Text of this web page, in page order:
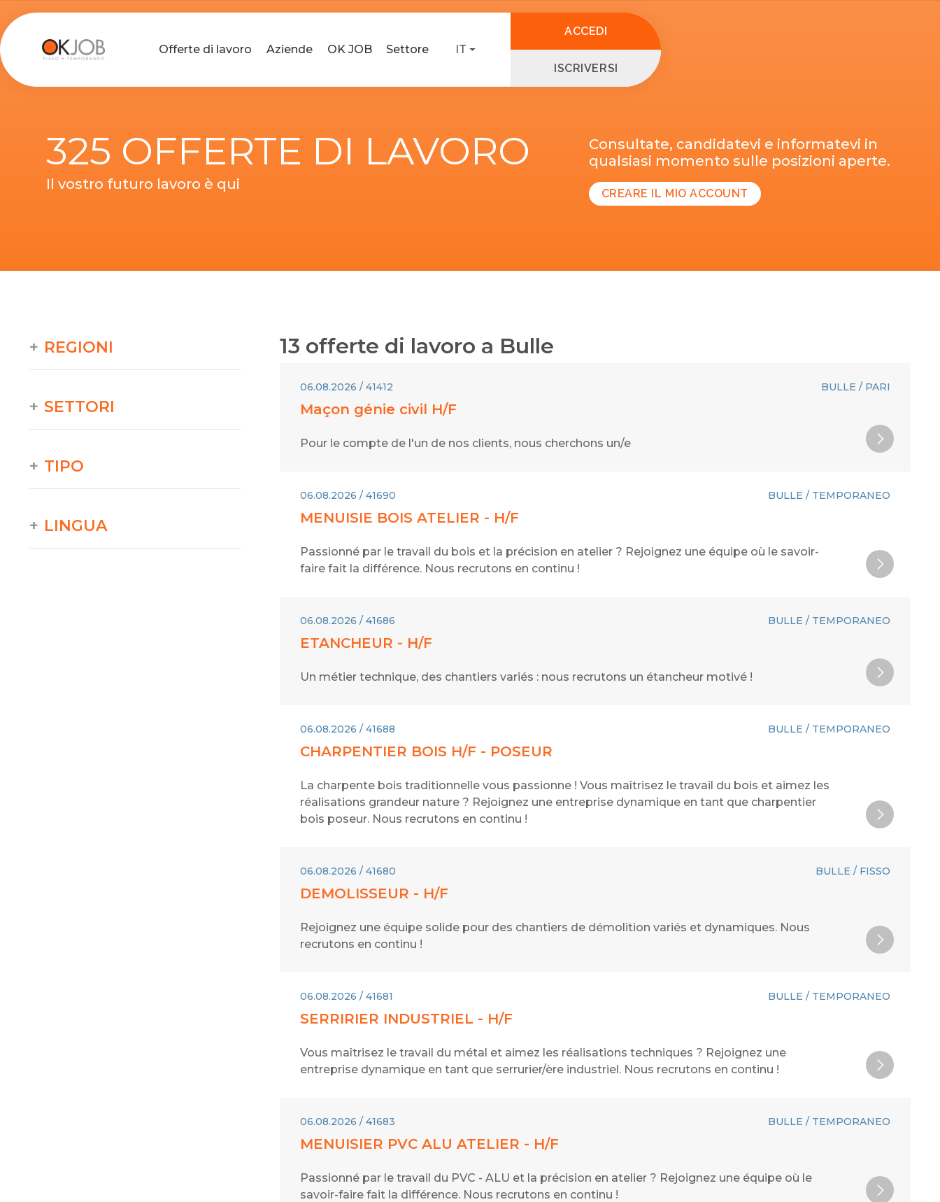
Offerte di lavoro Aziende OK JOB Settore IT
ACCEDI
ISCRIVERSI
325 OFFERTE DI LAVORO
Il vostro futuro lavoro è qui
Consultate, candidatevi e informatevi in
qualsiasi momento sulle posizioni aperte.
CREARE IL MIO ACCOUNT
13 offerte di lavoro a Bulle
06.08.2026 / 41412 BULLE / PARI
Maçon génie civil H/F
Pour le compte de l'un de nos clients, nous cherchons un/e
06.08.2026 / 41690 BULLE / TEMPORANEO
MENUISIE BOIS ATELIER - H/F
Passionné par le travail du bois et la précision en atelier ? Rejoignez une équipe où le savoir-
faire fait la différence. Nous recrutons en continu !
06.08.2026 / 41686 BULLE / TEMPORANEO
ETANCHEUR - H/F
Un métier technique, des chantiers variés : nous recrutons un étancheur motivé !
06.08.2026 / 41688 BULLE / TEMPORANEO
CHARPENTIER BOIS H/F - POSEUR
La charpente bois traditionnelle vous passionne ! Vous maîtrisez le travail du bois et aimez les
réalisations grandeur nature ? Rejoignez une entreprise dynamique en tant que charpentier
bois poseur. Nous recrutons en continu !
06.08.2026 / 41680 BULLE / FISSO
DEMOLISSEUR - H/F
Rejoignez une équipe solide pour des chantiers de démolition variés et dynamiques. Nous
recrutons en continu !
06.08.2026 / 41681 BULLE / TEMPORANEO
SERRIRIER INDUSTRIEL - H/F
Vous maîtrisez le travail du métal et aimez les réalisations techniques ? Rejoignez une
entreprise dynamique en tant que serrurier/ère industriel. Nous recrutons en continu !
06.08.2026 / 41683 BULLE / TEMPORANEO
MENUISIER PVC ALU ATELIER - H/F
Passionné par le travail du PVC - ALU et la précision en atelier ? Rejoignez une équipe où le
savoir-faire fait la différence. Nous recrutons en continu !
REGIONI
SETTORI
TIPO
LINGUA